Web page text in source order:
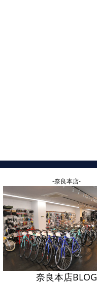
-奈良本店-
奈良本店BLOG